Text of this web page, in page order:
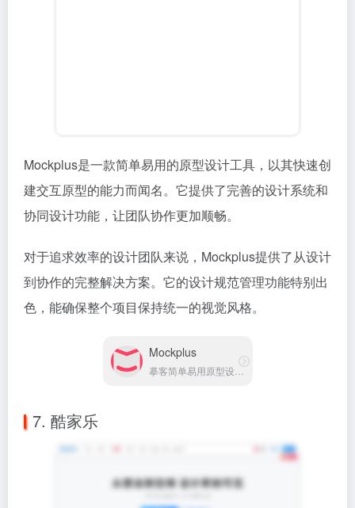
Mockplus是一款简单易用的原型设计工具，以其快速创
建交互原型的能力而闻名。它提供了完善的设计系统和
协同设计功能，让团队协作更加顺畅。
对于追求效率的设计团队来说，Mockplus提供了从设计
到协作的完整解决方案。它的设计规范管理功能特别出
色，能确保整个项目保持统一的视觉风格。
Mockplus
摹客简单易用原型设计工具
7. 酷家乐